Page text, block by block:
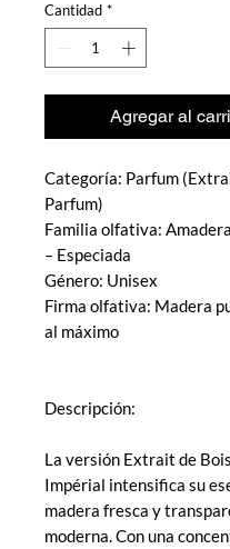
Cantidad *
Agregar al
Categoría: Parfum
Parfum)
Familia olfativa:
– Especiada
Género: Unisex
Firma olfativa: Madera
al máximo
Descripción:
La versión Extrait de Bois
Impérial intensifica su
madera fresca y
moderna. Con una